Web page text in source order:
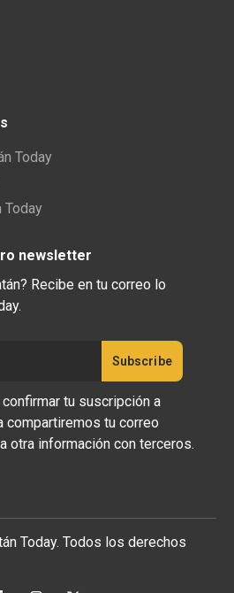
Today
Today
newsletter
Recibe en tu correo lo
tu suscripción a
compartiremos tu correo
otra información con terceros.
Today. Todos los derechos